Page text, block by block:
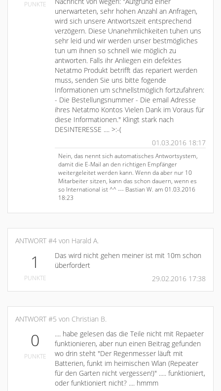
PUNKTE
unerwarteten, sehr hohen Anzahl an Anfragen,
wird sich unsere Antwortszeit entsprechend
verzögern. Diese Unanehmlichkeiten tuhen uns
sehr leid und wir werden unser bestmögliches
tun um ihnen so schnell wie möglich zu
antworten. Falls ihr Anliegen ein defektes
Netatmo Produkt betrifft das repariert werden
muss, senden Sie uns bitte fogende
Informationen um schnellstmöglich fortzufahren:
- Die Bestellungsnummer - Die email Adresse
ihres Netatmo Kontos Vielen Dank im Voraus für
diese Informationen." Klingt stark nach
DESINTERESSE .... >:-(
01.03.2016 18:17
Nein, das nennt sich automatisches Antwortsystem,
damit die E-Mail an den richtigen Empfänger
weitergeleitet werden kann. Wenn da aber nur 10
Mitarbeiter sitzen, kann das schon dauern, wenn es
so International ist ^^ --- Bastian W. am 01.03.2016
18:23
ANTWORT #4 von Harald A.
1
PUNKTE
Das wird nicht gehen meiner ist mit 10m schon
überfordert
29.02.2016 17:38
ANTWORT #5 von Christian B.
0
PUNKTE
.... habe gelesen das die Teile nicht mit Repaeter
funktionieren, aber nun einen Beitrag gefunden
wo drin steht "Der Regenmesser läuft mit
Batterien, funkt im heimischen Wlan (Repeater
für den Garten nicht vergessen!)" ..... funktioniert,
oder funktioniert nicht? .... hmmm